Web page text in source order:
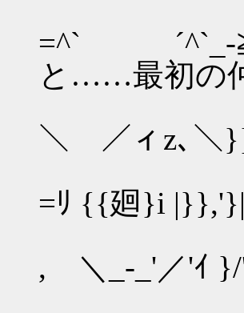
=^` ´^`_-
と……最初の
,ィ>
＼ ／ィz､＼
ｲ
=ﾘ {{廻}i
｀ヽ ､
, ＼_-_'／'ｲ }/